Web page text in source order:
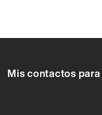
Mis contactos